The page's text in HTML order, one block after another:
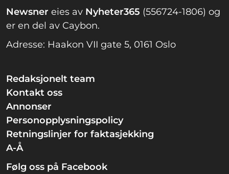
Newsner eies av Nyheter365 (556724-1806) og
er en del av Caybon.
Adresse: Haakon VII gate 5, 0161 Oslo
Redaksjonelt team
Kontakt oss
Annonser
Personopplysningspolicy
Retningslinjer for faktasjekking
A-Å
Følg oss på Facebook